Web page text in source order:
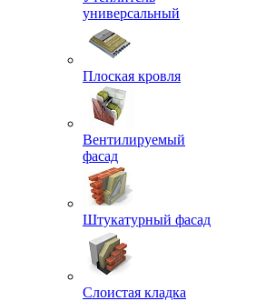
универсальный
Плоская кровля
Вентилируемый
фасад
Штукатурный фасад
Слоистая кладка